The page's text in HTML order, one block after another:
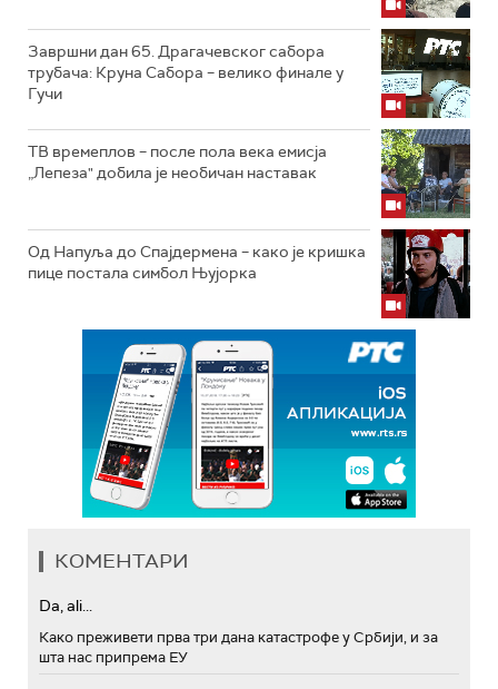
Завршни дан 65. Драгачевског сабора
трубача: Круна Сабора – велико финале у
Гучи
ТВ времеплов – после пола века емисја
„Лепеза" добила је необичан наставак
Од Напуља до Спајдермена – како је кришка
пице постала симбол Њујорка
КОМЕНТАРИ
Da, ali...
Како преживети прва три дана катастрофе у Србији, и за
шта нас припрема ЕУ